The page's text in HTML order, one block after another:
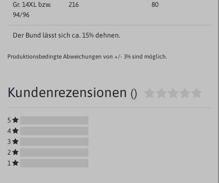
Gr. 14XL bzw.
94/96
216 80
Der Bund lässt sich ca. 15% dehnen.
Produktionsbedingte Abweichungen von +/- 3% sind möglich.
Kundenrezensionen ()
5
4
3
2
1